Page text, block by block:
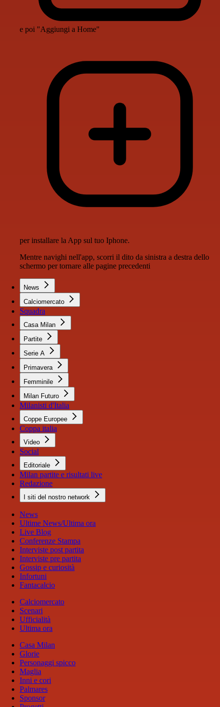
e poi "Aggiungi a Home"
per installare la App sul tuo Iphone.
Mentre navighi nell'app, scorri il dito da sinistra a destra dello
schermo per tornare alle pagine precedenti
News
Calciomercato
Squadra
Casa Milan
Partite
Serie A
Primavera
Femminile
Milan Futuro
Milanisti d'Italia
Coppe Europee
Coppa italia
Video
Social
Editoriale
Milan partite e risultati live
Redazione
I siti del nostro network
News
Ultime News/Ultima ora
Live Blog
Conferenze Stampa
Interviste post partita
Interviste pre partita
Gossip e curiosità
Infortuni
Fantacalcio
Calciomercato
Scenari
Ufficialità
Ultima ora
Casa Milan
Glorie
Personaggi spicco
Maglia
Inni e cori
Palmares
Sponsor